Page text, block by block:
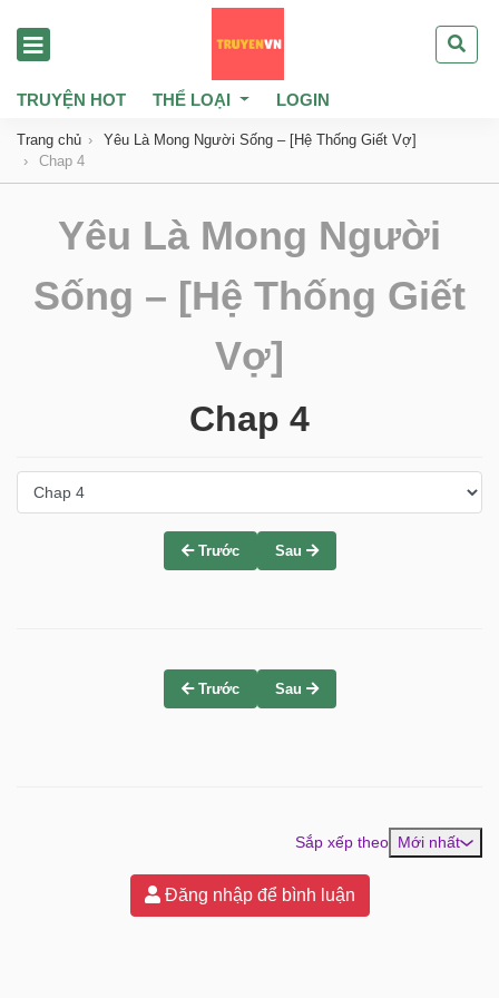
TRUYỆN HOT THỂ LOẠI LOGIN
Trang chủ
Yêu Là Mong Người Sống – [Hệ Thống Giết Vợ]
Chap 4
Yêu Là Mong Người
Sống – [Hệ Thống Giết
Vợ]
Chap 4
Trước Sau
Trước Sau
Sắp xếp theo Mới nhất
Đăng nhập để bình luận